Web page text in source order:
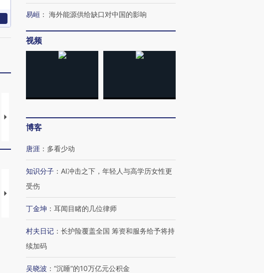
马航飞行员跨国走私7万
粒摇头丸 尿检体内含3种
视线｜被称为“蟑螂”的印
视线｜“入侵”还是“人道危
【推广】走进第四届链博
有意思的生活方式·第三对
易峘 ： 海外能源供给缺口对中国的影响
视频
博客
唐涯 ： 多看少动
知识分子 ： AI冲击之下，年轻人与高学历女性更
受伤
丁金坤 ： 耳闻目睹的几位律师
村夫日记 ： 长护险覆盖全国 筹资和服务给予将持
续加码
吴晓波 ： “沉睡”的10万亿元公积金